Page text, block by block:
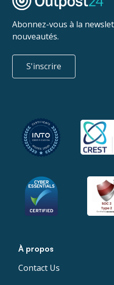
Abonnez-vous à la
nouveautés.
S'inscrire
À propos
Contact Us